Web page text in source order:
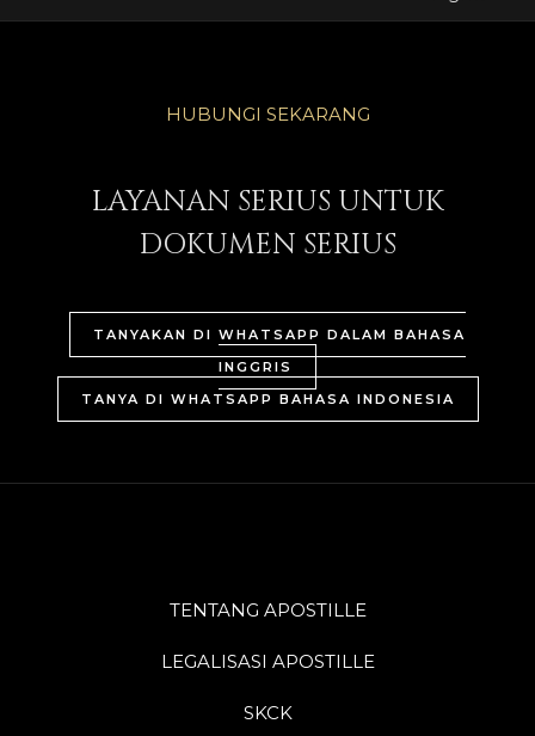
HUBUNGI SEKARANG
LAYANAN SERIUS UNTUK
DOKUMEN SERIUS
TANYAKAN DI WHATSAPP DALAM BAHASA
INGGRIS
TANYA DI WHATSAPP BAHASA INDONESIA
TENTANG APOSTILLE
LEGALISASI APOSTILLE
SKCK